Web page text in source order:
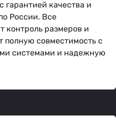
с гарантией качества и
России. Все
контроль размеров и
полную совместимость с
системами и надежную